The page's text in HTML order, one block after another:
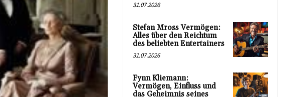
31.07.2026
Stefan Mross Vermögen:
Alles über den Reichtum
des beliebten Entertainers
31.07.2026
Fynn Kliemann:
Vermögen, Einfluss und
das Geheimnis seines